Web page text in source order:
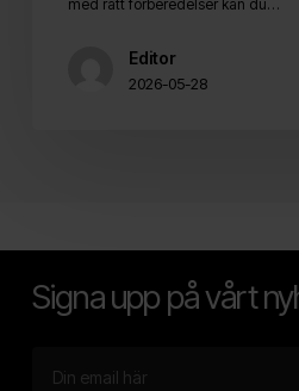
med rätt förberedelser kan du…
Editor
2026-05-28
Signa upp på vårt